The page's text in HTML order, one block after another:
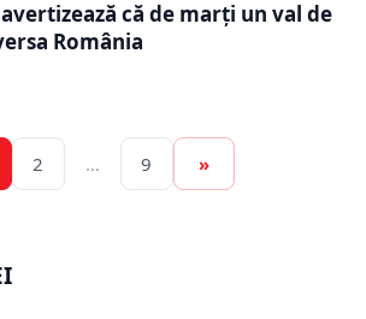
că de marți un val de
România
2 … 9 »